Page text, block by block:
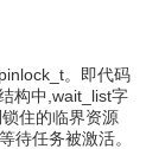
。即代码
构中,wait_list字
住的临界资源
待任务被激活。